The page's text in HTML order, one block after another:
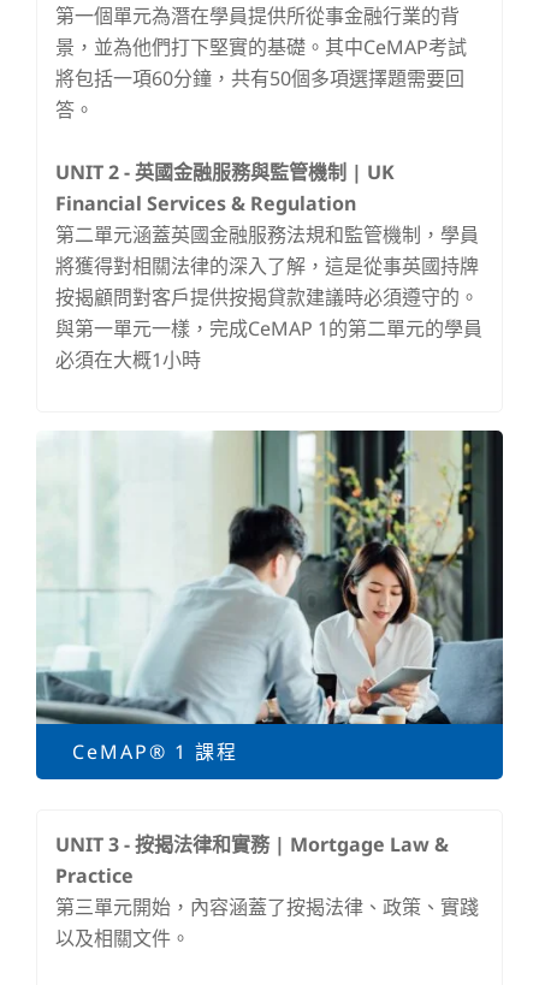
第一個單元為潛在學員提供所從事金融行業的背
景，並為他們打下堅實的基礎。其中CeMAP考試
將包括一項60分鐘，共有50個多項選擇題需要回
答。
UNIT 2 -英國金融服務與監管機制 | UK
Financial Services & Regulation
第二單元涵蓋英國金融服務法規和監管機制，學員
將獲得對相關法律的深入了解，這是從事英國持牌
按揭顧問對客戶提供按揭貸款建議時必須遵守的。
與第一單元一樣，完成CeMAP 1的第二單元的學員
必須在大概1小時
CeMAP® 1 課程
UNIT 3 -按揭法律和實務 | Mortgage Law &
Practice
第三單元開始，內容涵蓋了按揭法律、政策、實踐
以及相關文件。